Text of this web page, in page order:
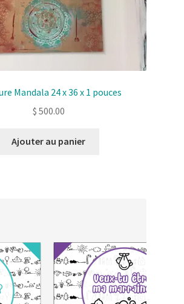
Mandala 24 x 36 x 1 pouces
$ 500.00
Ajouter au panier